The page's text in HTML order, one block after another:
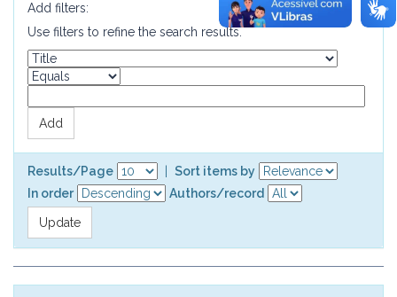
Add filters:
Use filters to refine the search results.
Results/Page
Sort items by
In order
Authors/record